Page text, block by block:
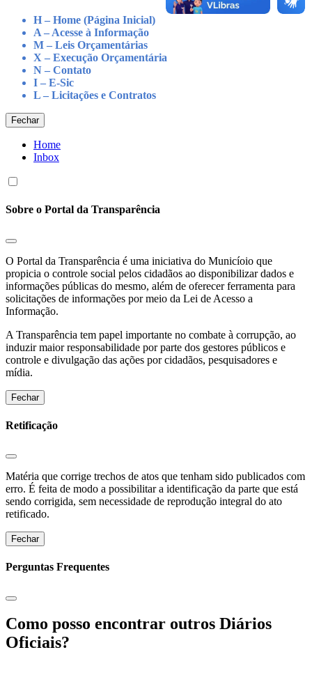
H – Home (Página Inicial)
A – Acesse à Informação
M – Leis Orçamentárias
X – Execução Orçamentária
N – Contato
I – E-Sic
L – Licitações e Contratos
Fechar
Home
Inbox
Sobre o Portal da Transparência
O Portal da Transparência é uma iniciativa do Municíoio que
propicia o controle social pelos cidadãos ao disponibilizar dados e
informações públicas do mesmo, além de oferecer ferramenta para
solicitações de informações por meio da Lei de Acesso a
Informação.
A Transparência tem papel importante no combate à corrupção, ao
induzir maior responsabilidade por parte dos gestores públicos e
controle e divulgação das ações por cidadãos, pesquisadores e
mídia.
Fechar
Retificação
Matéria que corrige trechos de atos que tenham sido publicados com
erro. É feita de modo a possibilitar a identificação da parte que está
sendo corrigida, sem necessidade de reprodução integral do ato
retificado.
Fechar
Perguntas Frequentes
Como posso encontrar outros Diários
Oficiais?